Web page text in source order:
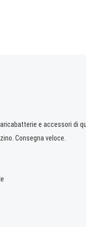
e accessori di
Consegna veloce.